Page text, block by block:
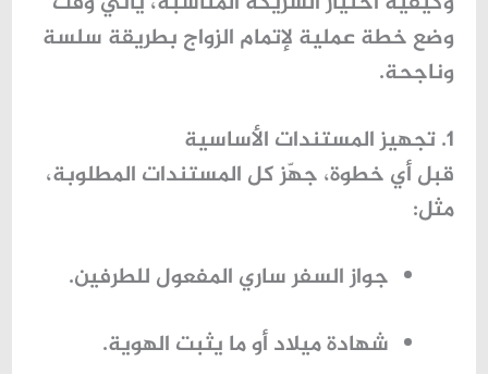
وضع خطة عملية لإتمام الزواج بطريقة سلسة
وناجحة.
1. تجهيز المستندات الأساسية
قبل أي خطوة، جهّز كل المستندات المطلوبة،
مثل:
جواز السفر ساري المفعول للطرفين.
شهادة ميلاد أو ما يثبت الهوية.